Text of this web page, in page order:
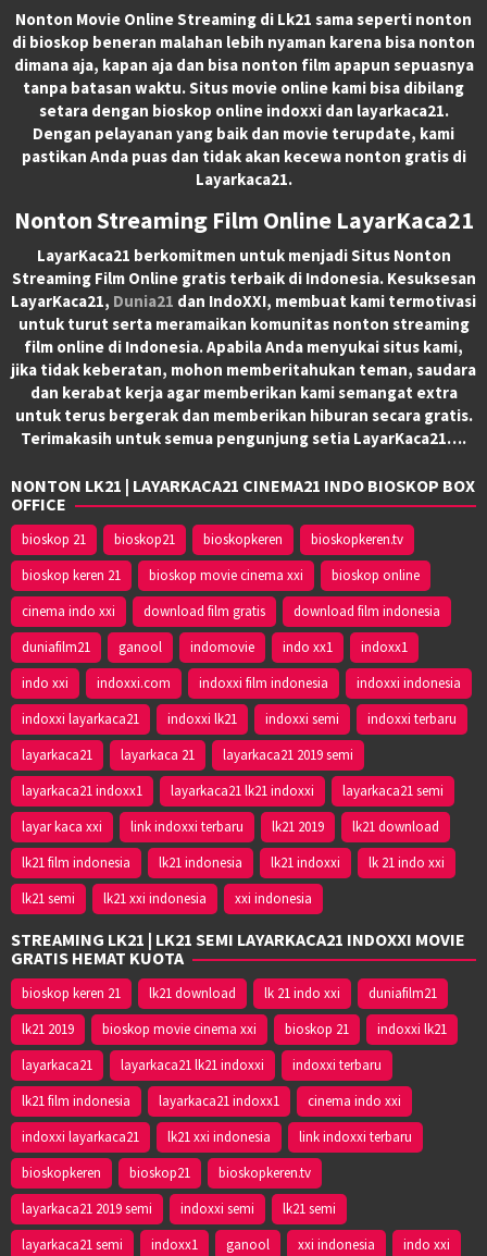
Nonton Movie Online Streaming di Lk21 sama seperti nonton
di bioskop beneran malahan lebih nyaman karena bisa nonton
dimana aja, kapan aja dan bisa nonton film apapun sepuasnya
tanpa batasan waktu. Situs movie online kami bisa dibilang
setara dengan bioskop online indoxxi dan layarkaca21.
Dengan pelayanan yang baik dan movie terupdate, kami
pastikan Anda puas dan tidak akan kecewa nonton gratis di
Layarkaca21.
Nonton Streaming Film Online LayarKaca21
LayarKaca21 berkomitmen untuk menjadi Situs Nonton
Streaming Film Online gratis terbaik di Indonesia. Kesuksesan
LayarKaca21, Dunia21 dan IndoXXI, membuat kami termotivasi
untuk turut serta meramaikan komunitas nonton streaming
film online di Indonesia. Apabila Anda menyukai situs kami,
jika tidak keberatan, mohon memberitahukan teman, saudara
dan kerabat kerja agar memberikan kami semangat extra
untuk terus bergerak dan memberikan hiburan secara gratis.
Terimakasih untuk semua pengunjung setia LayarKaca21….
NONTON LK21 | LAYARKACA21 CINEMA21 INDO BIOSKOP BOX
OFFICE
bioskop 21 bioskop21 bioskopkeren
bioskopkeren.tv
bioskop keren 21
bioskop movie cinema xxi
bioskop online
cinema indo xxi
download film gratis
download film indonesia
duniafilm21
ganool indomovie indo xx1
indoxx1
indo xxi
indoxxi.com indoxxi film indonesia
indoxxi indonesia
indoxxi layarkaca21
indoxxi lk21 indoxxi semi
indoxxi terbaru
layarkaca21
layarkaca 21
layarkaca21 2019 semi
layarkaca21 indoxx1
layarkaca21 lk21 indoxxi
layarkaca21 semi
layar kaca xxi
link indoxxi terbaru lk21 2019
lk21 download
lk21 film indonesia
lk21 indonesia lk21 indoxxi
lk 21 indo xxi
lk21 semi
lk21 xxi indonesia xxi indonesia
STREAMING LK21 | LK21 SEMI LAYARKACA21 INDOXXI MOVIE
GRATIS HEMAT KUOTA
bioskop keren 21 lk21 download lk 21 indo xxi
duniafilm21
lk21 2019
bioskop movie cinema xxi bioskop 21
indoxxi lk21
layarkaca21
layarkaca21 lk21 indoxxi
indoxxi terbaru
lk21 film indonesia
layarkaca21 indoxx1
cinema indo xxi
indoxxi layarkaca21
lk21 xxi indonesia
link indoxxi terbaru
bioskopkeren
bioskop21
bioskopkeren.tv
layarkaca21 2019 semi
indoxxi semi
lk21 semi
layarkaca21 semi
indoxx1 ganool xxi indonesia indo xxi